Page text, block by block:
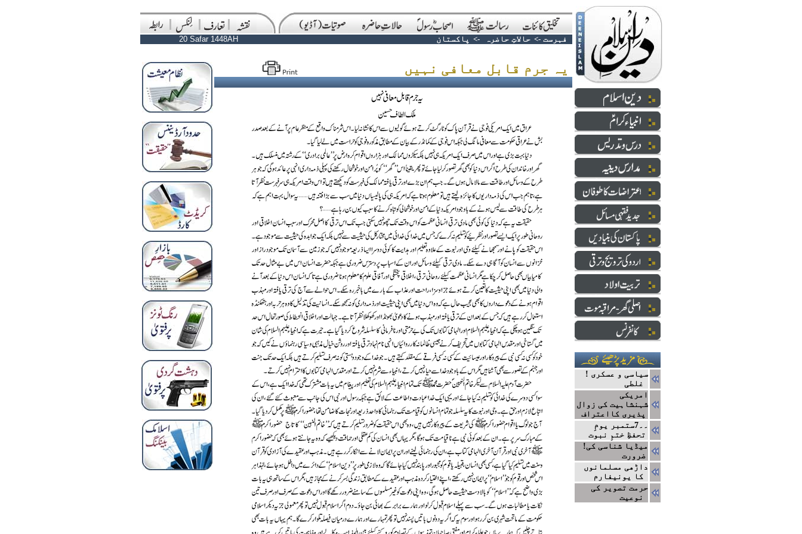
20 Safar 1448AH فہرست ->حالاتِ حاضرہ -> پاکستان
! سیاسی و عسکری
امریکی
شہنشاہیت کی زوال
پذیری کااعتراف
۔۔7ستمبر یومِ
تحفظِ ختمِ نبوت
!میڈیا شناسی کی
ضرورت
داڑھی مسلمانوں
کا یونیفارم
حرمت تصویر کی